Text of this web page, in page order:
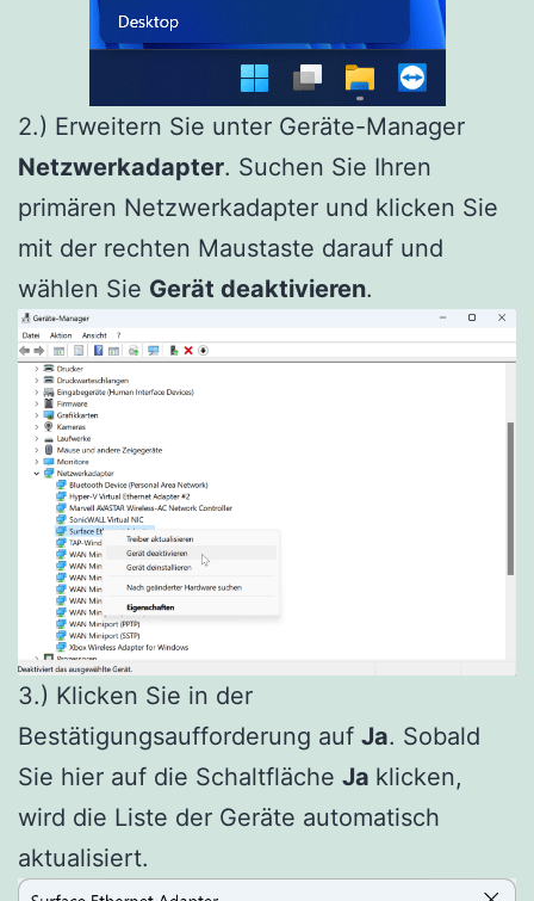
2.) Erweitern Sie unter Geräte-Manager
Netzwerkadapter. Suchen Sie Ihren
primären Netzwerkadapter und klicken Sie
mit der rechten Maustaste darauf und
wählen Sie Gerät deaktivieren.
3.) Klicken Sie in der
Bestätigungsaufforderung auf Ja. Sobald
Sie hier auf die Schaltfläche Ja klicken,
wird die Liste der Geräte automatisch
aktualisiert.